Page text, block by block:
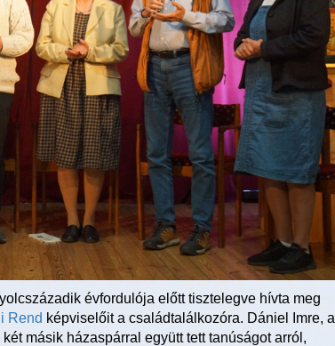
évfordulója előtt tisztelegve hívta meg
Rend képviselőit a családtalálkozóra. Dániel Imre, a
másik házaspárral együtt tett tanúságot arról,